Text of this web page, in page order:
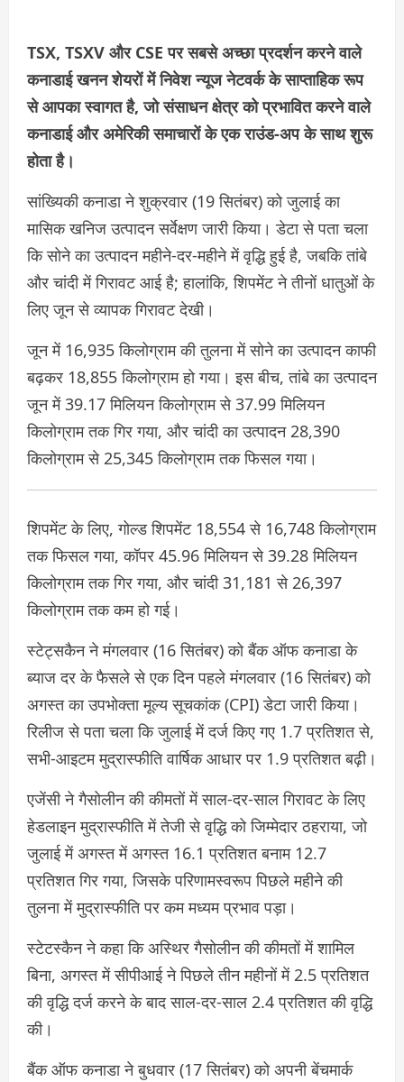
TSX, TSXV और CSE पर सबसे अच्छा प्रदर्शन करने वाले
कनाडाई खनन शेयरों में निवेश न्यूज नेटवर्क के साप्ताहिक रूप
से आपका स्वागत है, जो संसाधन क्षेत्र को प्रभावित करने वाले
कनाडाई और अमेरिकी समाचारों के एक राउंड-अप के साथ शुरू
होता है।
सांख्यिकी कनाडा ने शुक्रवार (19 सितंबर) को जुलाई का
मासिक खनिज उत्पादन सर्वेक्षण जारी किया। डेटा से पता चला
कि सोने का उत्पादन महीने-दर-महीने में वृद्धि हुई है, जबकि तांबे
और चांदी में गिरावट आई है; हालांकि, शिपमेंट ने तीनों धातुओं के
लिए जून से व्यापक गिरावट देखी।
जून में 16,935 किलोग्राम की तुलना में सोने का उत्पादन काफी
बढ़कर 18,855 किलोग्राम हो गया। इस बीच, तांबे का उत्पादन
जून में 39.17 मिलियन किलोग्राम से 37.99 मिलियन
किलोग्राम तक गिर गया, और चांदी का उत्पादन 28,390
किलोग्राम से 25,345 किलोग्राम तक फिसल गया।
शिपमेंट के लिए, गोल्ड शिपमेंट 18,554 से 16,748 किलोग्राम
तक फिसल गया, कॉपर 45.96 मिलियन से 39.28 मिलियन
किलोग्राम तक गिर गया, और चांदी 31,181 से 26,397
किलोग्राम तक कम हो गई।
स्टेट्सकैन ने मंगलवार (16 सितंबर) को बैंक ऑफ कनाडा के
ब्याज दर के फैसले से एक दिन पहले मंगलवार (16 सितंबर) को
अगस्त का उपभोक्ता मूल्य सूचकांक (CPI) डेटा जारी किया।
रिलीज से पता चला कि जुलाई में दर्ज किए गए 1.7 प्रतिशत से,
सभी-आइटम मुद्रास्फीति वार्षिक आधार पर 1.9 प्रतिशत बढ़ी।
एजेंसी ने गैसोलीन की कीमतों में साल-दर-साल गिरावट के लिए
हेडलाइन मुद्रास्फीति में तेजी से वृद्धि को जिम्मेदार ठहराया, जो
जुलाई में अगस्त में अगस्त 16.1 प्रतिशत बनाम 12.7
प्रतिशत गिर गया, जिसके परिणामस्वरूप पिछले महीने की
तुलना में मुद्रास्फीति पर कम मध्यम प्रभाव पड़ा।
स्टेटस्कैन ने कहा कि अस्थिर गैसोलीन की कीमतों में शामिल
बिना, अगस्त में सीपीआई ने पिछले तीन महीनों में 2.5 प्रतिशत
की वृद्धि दर्ज करने के बाद साल-दर-साल 2.4 प्रतिशत की वृद्धि
की।
बैंक ऑफ कनाडा ने बुधवार (17 सितंबर) को अपनी बेंचमार्क